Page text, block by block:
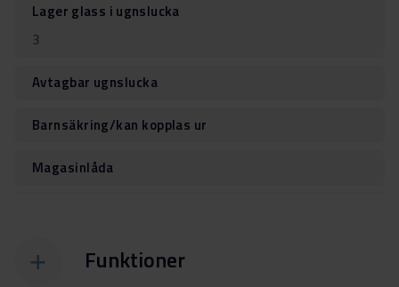
Lager glass i ugnslucka
3
Avtagbar ugnslucka
Barnsäkring/kan kopplas ur
Magasinlåda
Funktioner